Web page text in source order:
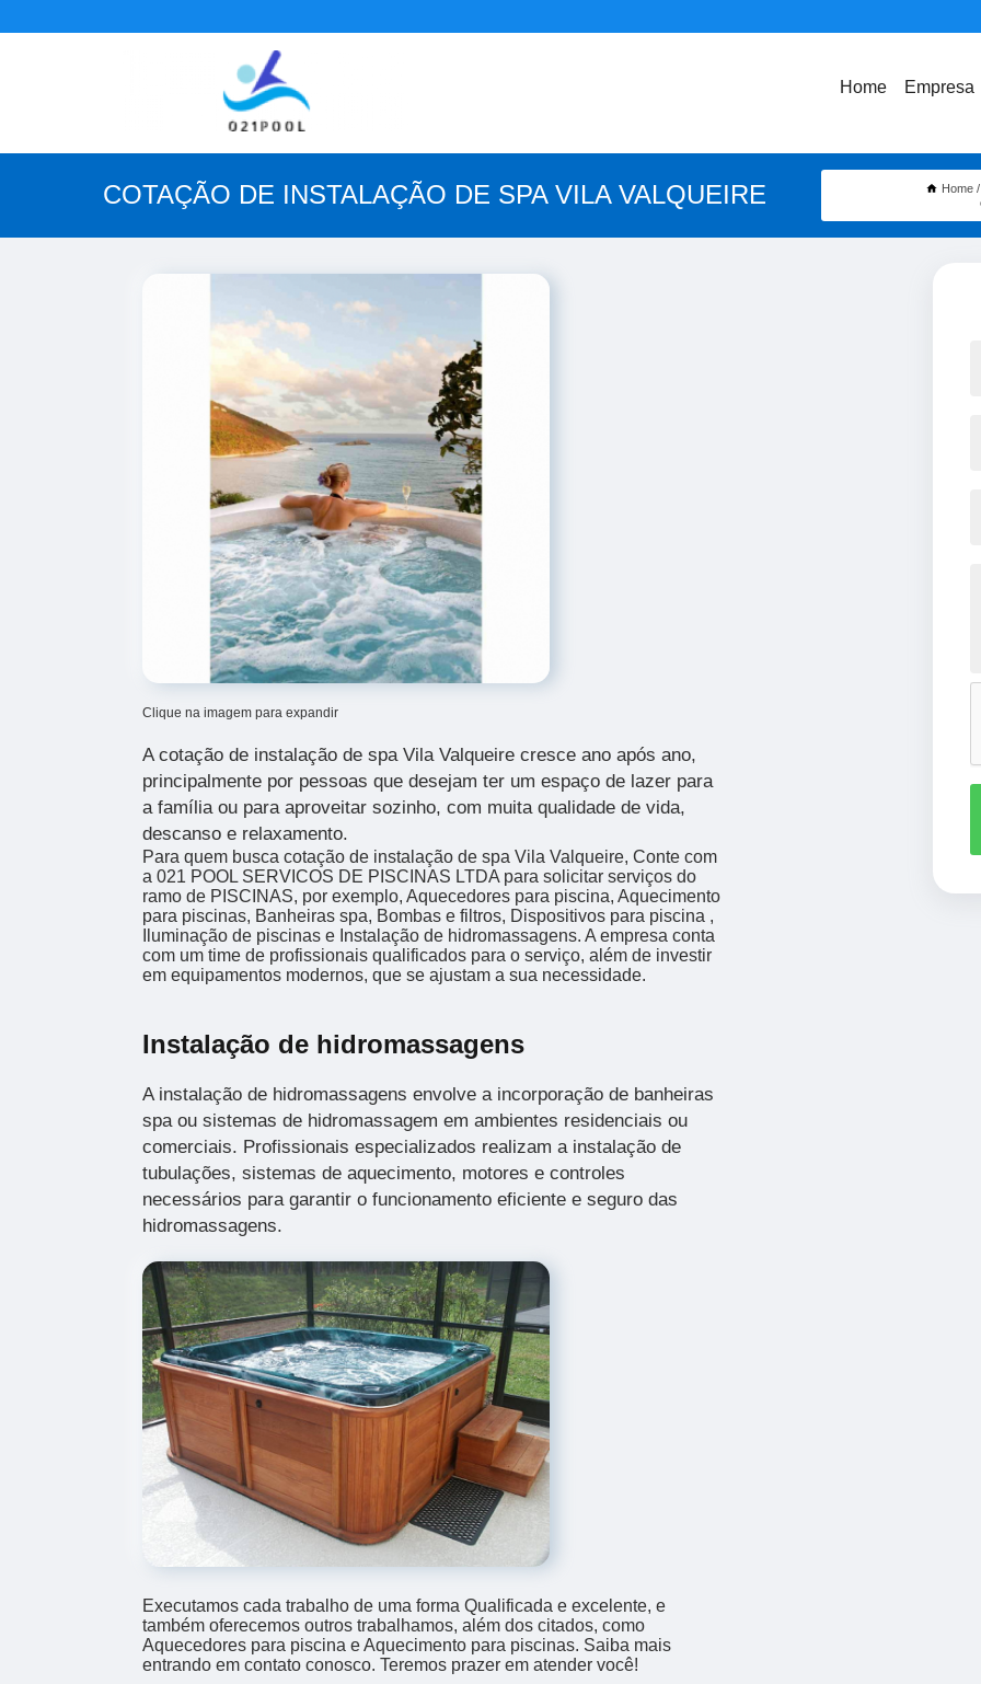
Home Empresa
COTAÇÃO DE INSTALAÇÃO DE SPA VILA VALQUEIRE
Home
Clique na imagem para expandir
A cotação de instalação de spa Vila Valqueire cresce ano após ano,
principalmente por pessoas que desejam ter um espaço de lazer para
a família ou para aproveitar sozinho, com muita qualidade de vida,
descanso e relaxamento.
Para quem busca cotação de instalação de spa Vila Valqueire, Conte com
a 021 POOL SERVICOS DE PISCINAS LTDA para solicitar serviços do
ramo de PISCINAS, por exemplo, Aquecedores para piscina, Aquecimento
para piscinas, Banheiras spa, Bombas e filtros, Dispositivos para piscina ,
Iluminação de piscinas e Instalação de hidromassagens. A empresa conta
com um time de profissionais qualificados para o serviço, além de investir
em equipamentos modernos, que se ajustam a sua necessidade.
Instalação de hidromassagens
A instalação de hidromassagens envolve a incorporação de banheiras
spa ou sistemas de hidromassagem em ambientes residenciais ou
comerciais. Profissionais especializados realizam a instalação de
tubulações, sistemas de aquecimento, motores e controles
necessários para garantir o funcionamento eficiente e seguro das
hidromassagens.
Executamos cada trabalho de uma forma Qualificada e excelente, e
também oferecemos outros trabalhamos, além dos citados, como
Aquecedores para piscina e Aquecimento para piscinas. Saiba mais
entrando em contato conosco. Teremos prazer em atender você!